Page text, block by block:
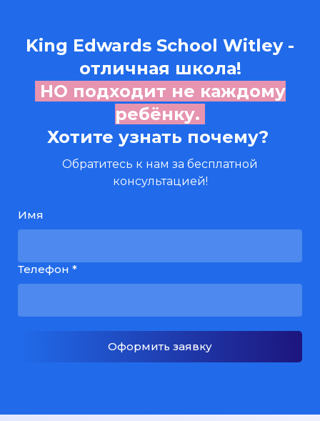
King Edwards School Witley -
отличная школа!
НО подходит не каждому
ребёнку.
Хотите узнать почему?
Обратитесь к нам за бесплатной
консультацией!
Имя
Телефон *
Оформить заявку